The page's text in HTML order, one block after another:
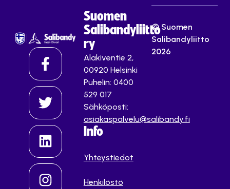
Suomen
Salibandyliitto
ry
Alakiventie 2,
00920 Helsinki
Puhelin: 0400
529 017
Sähköposti:
asiakaspalvelu@salibandy.fi
Info
Yhteystiedot
Henkilöstö
© Suomen
Salibandyliitto
2026